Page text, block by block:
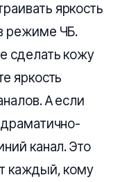
яркость
режиме ЧБ.
сделать кожу
яркость
А если
канал. Это
каждый, кому